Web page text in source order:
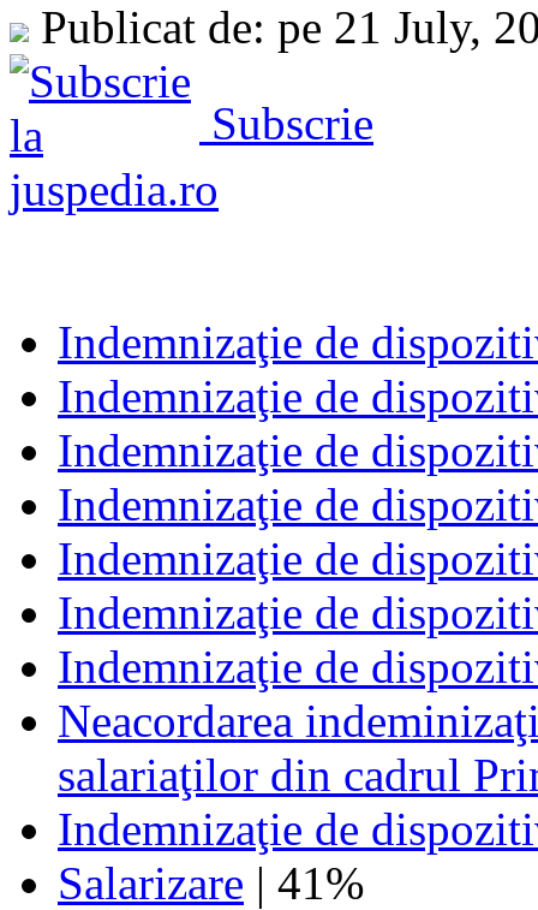
Publicat de: pe 21 July,
Subscrie
Indemnizaţie de
Indemnizaţie de
Indemnizaţie de
Indemnizaţie de
Indemnizaţie de
Indemnizaţie de
Indemnizaţie de
Neacordarea
salariaţilor din cadrul
Indemnizaţie de
Salarizare | 41%